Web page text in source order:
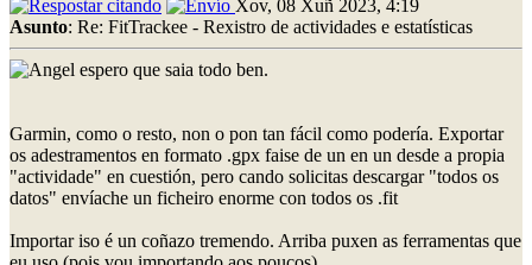
Xov, 08 Xuñ 2023, 4:19
Asunto: Re: FitTrackee - Rexistro de actividades e estatísticas
espero que saia todo ben.
Garmin, como o resto, non o pon tan fácil como podería. Exportar
os adestramentos en formato .gpx faise de un en un desde a propia
"actividade" en cuestión, pero cando solicitas descargar "todos os
datos" envíache un ficheiro enorme con todos os .fit
Importar iso é un coñazo tremendo. Arriba puxen as ferramentas que